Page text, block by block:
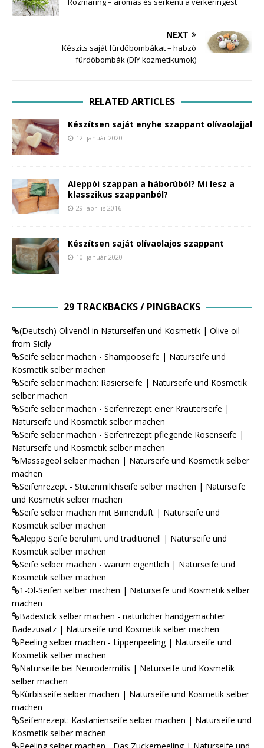
NEXT
Készíts saját fürdőbombákat – habzó
fürdőbombák (DIY kozmetikumok)
RELATED ARTICLES
Készítsen saját enyhe szappant olívaolajjal
12. január 2020
Aleppói szappan a háborúból? Mi lesz a
klasszikus szappanból?
29. április 2016
Készítsen saját olívaolajos szappant
10. január 2020
29 TRACKBACKS / PINGBACKS
(Deutsch) Olivenöl in Naturseifen und Kosmetik | Olive oil
from Sicily
Seife selber machen - Shampooseife | Naturseife und
Kosmetik selber machen
Seife selber machen: Rasierseife | Naturseife und Kosmetik
selber machen
Seife selber machen - Seifenrezept einer Kräuterseife |
Naturseife und Kosmetik selber machen
Seife selber machen - Seifenrezept pflegende Rosenseife |
Naturseife und Kosmetik selber machen
Massageöl selber machen | Naturseife und Kosmetik selber
machen
Seifenrezept - Stutenmilchseife selber machen | Naturseife
und Kosmetik selber machen
Seife selber machen mit Birnenduft | Naturseife und
Kosmetik selber machen
Aleppo Seife berühmt und traditionell | Naturseife und
Kosmetik selber machen
Seife selber machen - warum eigentlich | Naturseife und
Kosmetik selber machen
1-Öl-Seifen selber machen | Naturseife und Kosmetik selber
machen
Badestick selber machen - natürlicher handgemachter
Badezusatz | Naturseife und Kosmetik selber machen
Peeling selber machen - Lippenpeeling | Naturseife und
Kosmetik selber machen
Naturseife bei Neurodermitis | Naturseife und Kosmetik
selber machen
Kürbisseife selber machen | Naturseife und Kosmetik selber
machen
Seifenrezept: Kastanienseife selber machen | Naturseife und
Kosmetik selber machen